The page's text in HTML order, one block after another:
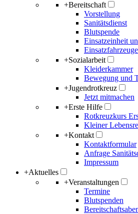
+Bereitschaft
Vorstellung
Sanitätsdienst
Blutspende
Einsatzeinheit
Einsatzfahrzeuge
+Sozialarbeit
Kleiderkammer
Bewegung und
+Jugendrotkreuz
Jetzt mitmachen
+Erste Hilfe
Rotkreuzkurs
Kleiner
+Kontakt
Kontaktformular
Anfrage
Impressum
+Aktuelles
+Veranstaltungen
Termine
Blutspenden